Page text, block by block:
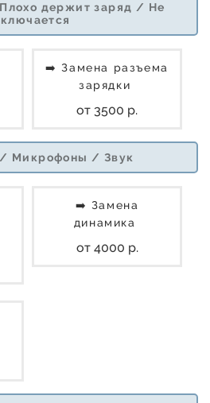
держит заряд / Не
➡️ Замена разъема
зарядки
от 3500 р.
Микрофоны / Звук
➡️ Замена
динамика
от 4000 р.